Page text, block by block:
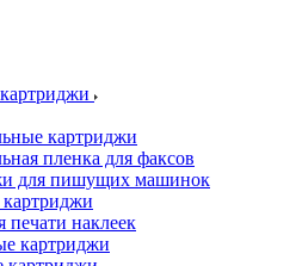
картриджи
пленка для факсов
для пишущих машинок
печати наклеек
картриджи